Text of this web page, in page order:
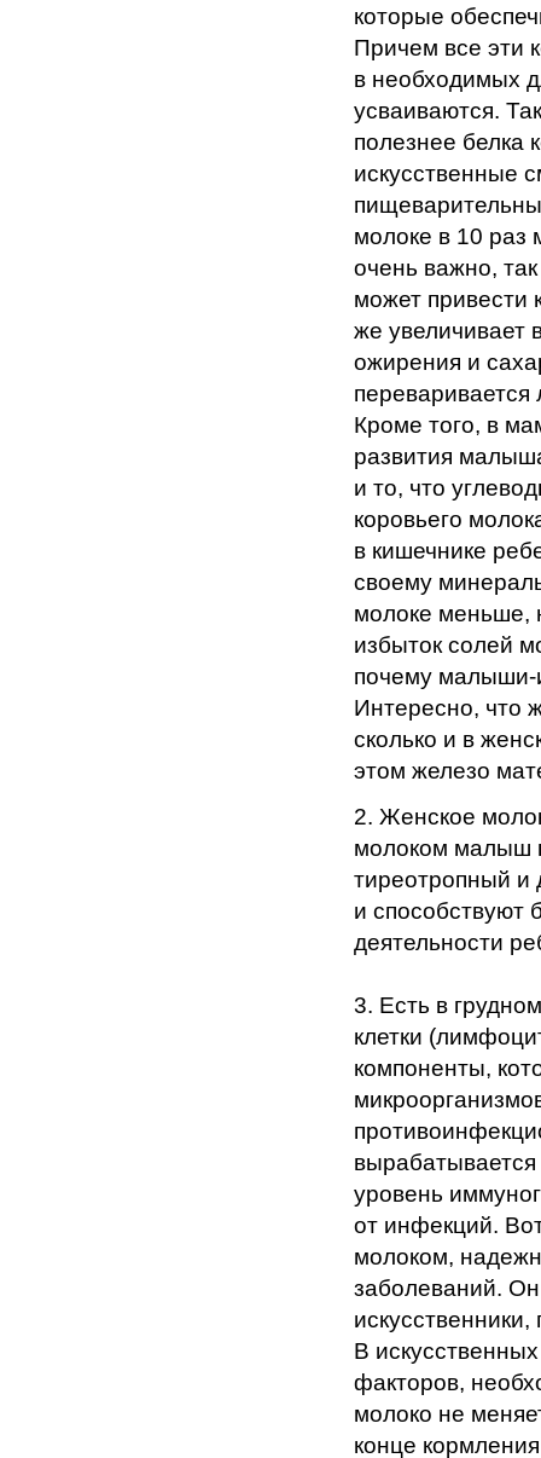
которые
Причем все эти
в необходимых
усваиваются.
полезнее белка
искусственные
молоке в 10 раз
очень важно,
может привести
же увеличивает
ожирения и
Кроме того, в
развития
и то, что
коровьего
в кишечнике
своему
молоке меньше,
избыток солей
почему малыши-
Интересно, что
сколько и в
этом железо
2. Женское
молоком малыш
тиреотропный и
и способствуют
деятельности
3. Есть в
клетки
компоненты,
уровень
от инфекций.
молоком,
заболеваний.
В
факторов,
молоко не
конце